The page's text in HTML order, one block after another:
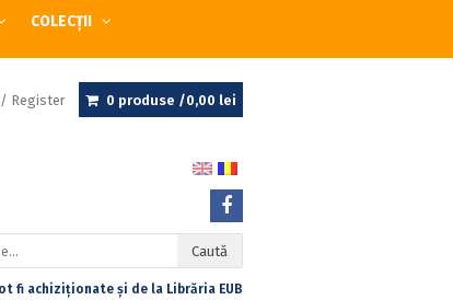
COLECȚII
Register 0 produse /0,00 lei
Caută
fi achiziționate și de la Librăria EUB